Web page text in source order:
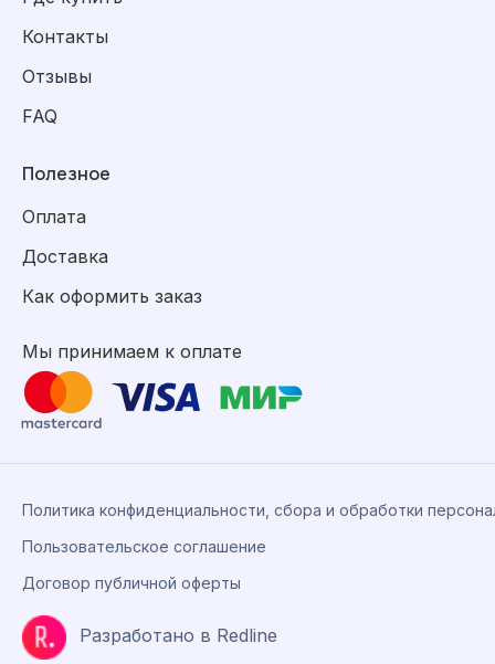
Контакты
Отзывы
FAQ
Полезное
Оплата
Доставка
Как оформить заказ
Мы принимаем к оплате
Разработано в Redline
Политика конфиденциальности, сбора и обработки
Пользовательское соглашение
Договор публичной оферты